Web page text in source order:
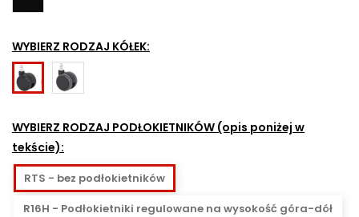
WYBIERZ RODZAJ KÓŁEK:
Kółka
fi-
do
powierzchni
miękkich
ESH60
Kółka
fi-
do
powierzchni
twardych
ESHH60
WYBIERZ RODZAJ PODŁOKIETNIKÓW (opis poniżej w
tekście):
RTS - bez podłokietników
R16H - Podłokietniki regulowane na wysokość góra-dół